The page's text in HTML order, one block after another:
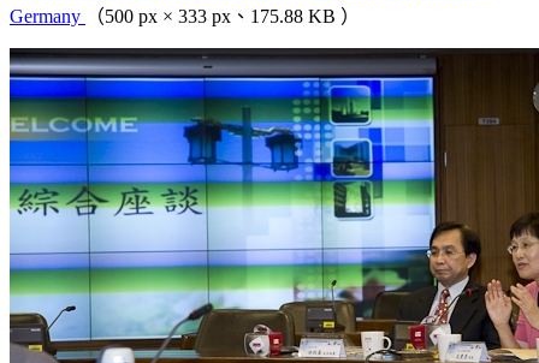
Germany
（500 px × 333 px、175.88 KB ）